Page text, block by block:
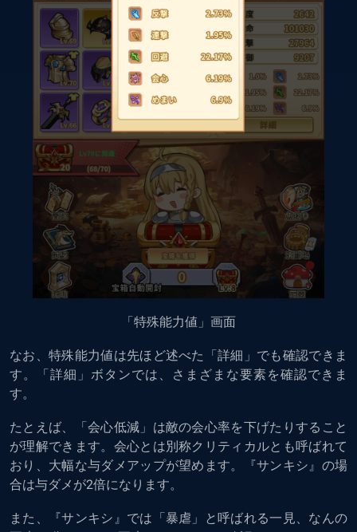
「特殊能力値」画面
なお、特殊能力値は先ほど述べた「詳細」でも確認できま
す。「詳細」ボタンでは、さまざまな要素を確認できま
す。
たとえば、「会心低減」は敵の会心率を下げたりすること
が理解できます。会心とは別称クリティカルとも呼ばれて
おり、大幅な与ダメアップが望めます。『サンキシ』の場
合は与ダメが2倍になります。
また、『サンキシ』では「暴虐」と呼ばれる一見、なんの